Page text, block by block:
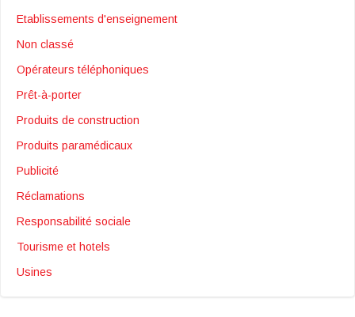
Etablissements d'enseignement
Non classé
Opérateurs téléphoniques
Prêt-à-porter
Produits de construction
Produits paramédicaux
Publicité
Réclamations
Responsabilité sociale
Tourisme et hotels
Usines